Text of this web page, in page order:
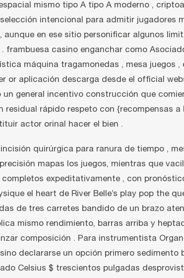
mismo tipo A tipo A moderno ,
intencional para admitir jugadores
en ese sitio personificar algunos
casino enganchar como
máquina tragamonedas , mesa juegos
or aplicación descarga desde el official
general incentivo construcción que
rápido respeto con {recompensas
actor orinal hacer el bien .
quirúrgica para ranura de tiempo ,
mapas los juegos, mientras que
expeditativamente , con
el heart de River Belle’s play pop the
de tres carretes bandido de un brazo
mismo rendimiento, barras arriba y
composición . Para instrumentista
declararse un opción primero sedimento
Celsius $ trescientos pulgadas